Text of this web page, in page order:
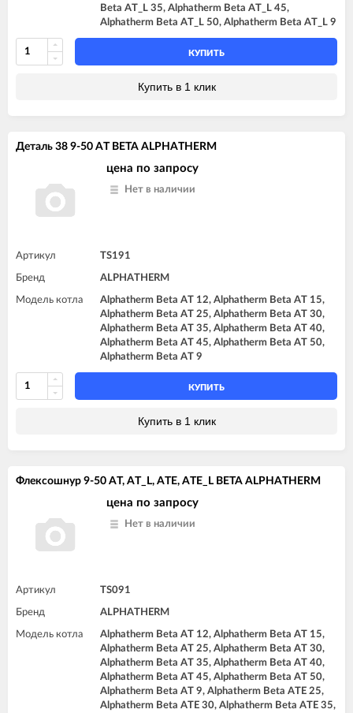
Beta AT_L 35, Alphatherm Beta AT_L 45,
Alphatherm Beta AT_L 50, Alphatherm Beta AT_L 9
КУПИТЬ
Купить в 1 клик
Деталь 38 9-50 AT BETA ALPHATHERM
цена по запросу
Нет в наличии
Артикул TS191
Бренд ALPHATHERM
Модель котла
Alphatherm Beta AT 12, Alphatherm Beta AT 15,
Alphatherm Beta AT 25, Alphatherm Beta AT 30,
Alphatherm Beta AT 35, Alphatherm Beta AT 40,
Alphatherm Beta AT 45, Alphatherm Beta AT 50,
Alphatherm Beta AT 9
КУПИТЬ
Купить в 1 клик
Флексошнур 9-50 AT, AT_L, ATE, ATE_L BETA ALPHATHERM
цена по запросу
Нет в наличии
Артикул TS091
Бренд ALPHATHERM
Модель котла
Alphatherm Beta AT 12, Alphatherm Beta AT 15,
Alphatherm Beta AT 25, Alphatherm Beta AT 30,
Alphatherm Beta AT 35, Alphatherm Beta AT 40,
Alphatherm Beta AT 45, Alphatherm Beta AT 50,
Alphatherm Beta AT 9, Alphatherm Beta ATE 25,
Alphatherm Beta ATE 30, Alphatherm Beta ATE 35,